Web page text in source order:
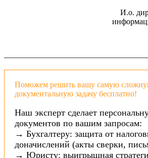
И.о.
Поможем решить вашу самую
документальную задачу бесплатно!
Наш эксперт сделает
документов по вашим запросам:
→ Бухгалтеру: защита от
доначислений (акты сверки,
→ Юристу: выигрышная